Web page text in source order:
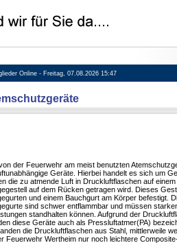
Online - Freitag, 07.08.2026 15:47
der Feuerwehr am meist benutzten
Geräte. Hierbei handelt es sich um
die zu atmende Luft in Druckluftflaschen auf einem
auf dem Rücken getragen wird. Dieses
und einem Bauchgurt am Körper befestigt.
sind schwer entflammbar und müssen
standhalten können. Aufgrund der
diese Geräte auch als Pressluftatmer(PA)
die Druckluftflaschen aus Stahl, mittlerweile
Feuerwehr Wertheim nur noch leichtere